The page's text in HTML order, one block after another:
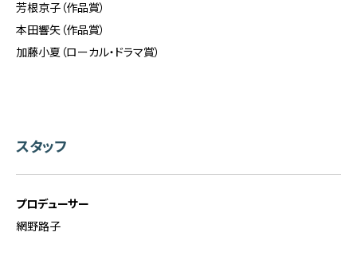
芳根京子（作品賞）
本田響矢（作品賞）
加藤小夏（ローカル・ドラマ賞）
スタッフ
プロデューサー
網野路子